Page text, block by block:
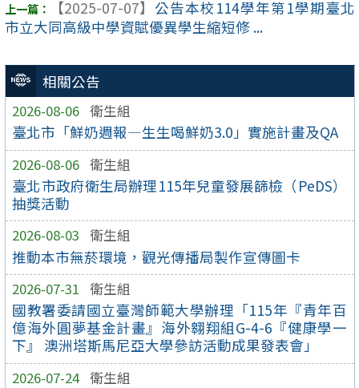
相關公告
2026-08-06 衛生組
臺北市「鮮奶週報—生生喝鮮奶3.0」實施計畫及QA
2026-08-06 衛生組
臺北市政府衛生局辦理115年兒童發展篩檢（PeDS）
抽獎活動
2026-08-03 衛生組
推動本市無菸環境，觀光傳播局製作宣傳圖卡
2026-07-31 衛生組
國教署委請國立臺灣師範大學辦理「115年『青年百
億海外圓夢基金計畫』海外翱翔組G-4-6『健康學一
下』 澳洲塔斯馬尼亞大學參訪活動成果發表會」
2026-07-24 衛生組
【2025-07-07】 公告本校114學年第1學期臺北
市立大同高級中學資賦優異學生縮短修 ...